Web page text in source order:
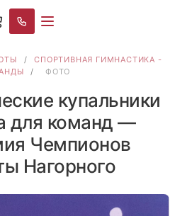
/
СПОРТИВНАЯ ГИМНАСТИКА -
/ ФОТО
купальники
для команд —
Чемпионов
Нагорного